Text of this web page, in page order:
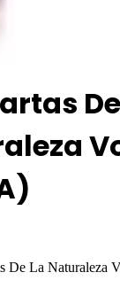
De La Naturaleza